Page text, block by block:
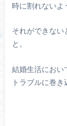
時に割れないよ
それができない
と。
結婚生活におい
トラブルに巻き